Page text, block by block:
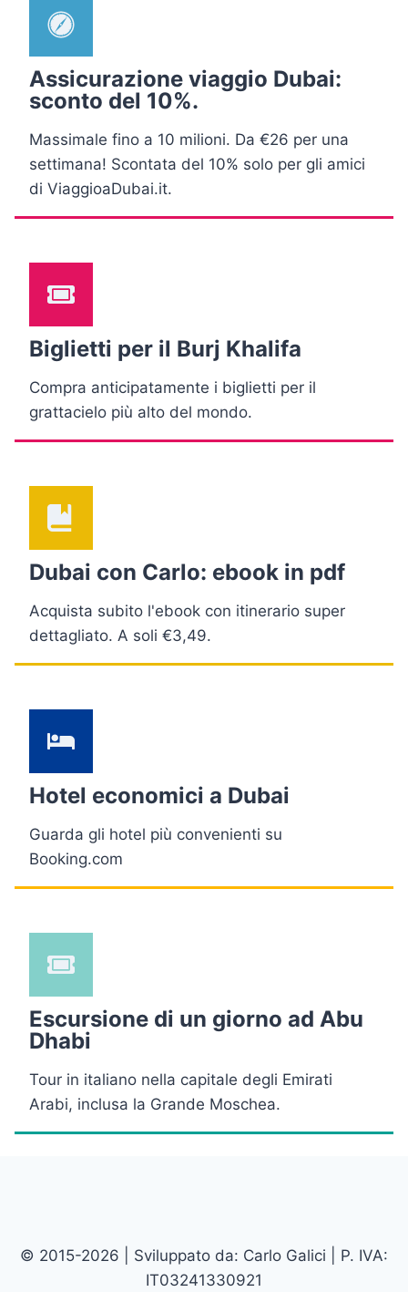
Assicurazione viaggio Dubai:
sconto del 10%.
Massimale fino a 10 milioni. Da €26 per una
settimana! Scontata del 10% solo per gli amici
di ViaggioaDubai.it.
Biglietti per il Burj Khalifa
Compra anticipatamente i biglietti per il
grattacielo più alto del mondo.
Dubai con Carlo: ebook in pdf
Acquista subito l'ebook con itinerario super
dettagliato. A soli €3,49.
Hotel economici a Dubai
Guarda gli hotel più convenienti su
Booking.com
Escursione di un giorno ad Abu
Dhabi
Tour in italiano nella capitale degli Emirati
Arabi, inclusa la Grande Moschea.
© 2015-2026 | Sviluppato da: Carlo Galici | P. IVA:
IT03241330921